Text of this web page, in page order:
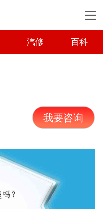
汽修 百科
我要咨询